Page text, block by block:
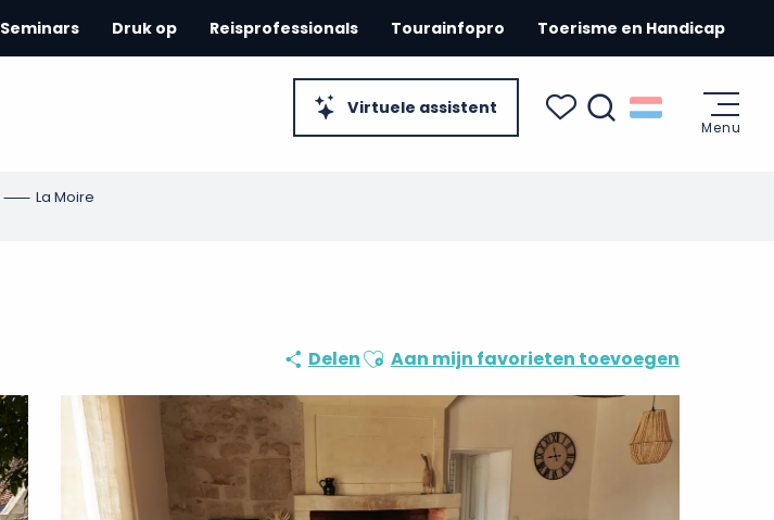
Virtuele assistent
Seminars Druk op Reisprofessionals Tourainfopro Toerisme en Handicap
Menu
La Moire
DelenAjouter aux favoris
Aan mijn favorieten toevoegen